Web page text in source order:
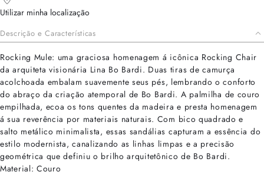
Utilizar minha localização
Descrição e Características
Rocking Mule: uma graciosa homenagem á icônica Rocking Chair
da arquiteta visionária Lina Bo Bardi. Duas tiras de camurça
acolchoada embalam suavemente seus pés, lembrando o conforto
do abraço da criação atemporal de Bo Bardi. A palmilha de couro
empilhada, ecoa os tons quentes da madeira e presta homenagem
á sua reverência por materiais naturais. Com bico quadrado e
salto metálico minimalista, essas sandálias capturam a essência do
estilo modernista, canalizando as linhas limpas e a precisão
geométrica que definiu o brilho arquitetônico de Bo Bardi.
Material: Couro